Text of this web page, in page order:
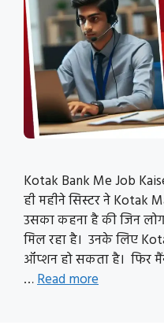
Kotak Bank Me Job
ही महीने सिस्टर ने Kotak
उसका कहना है की जिन
मिल रहा है। उनके लिए
ऑप्शन हो सकता है। फिर
…Read more